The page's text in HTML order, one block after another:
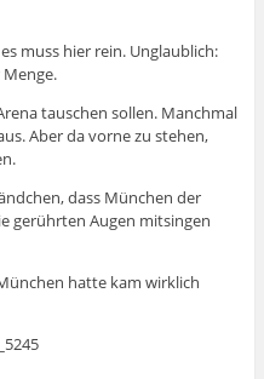
muss hier rein. Unglaublich:
tauschen sollen. Manchmal
Aber da vorne zu stehen,
dass München der
gerührten Augen mitsingen
hatte kam wirklich